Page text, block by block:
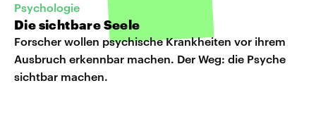
Psychologie
Die sichtbare Seele
Forscher wollen psychische Krankheiten vor ihrem
Ausbruch erkennbar machen. Der Weg: die Psyche
sichtbar machen.